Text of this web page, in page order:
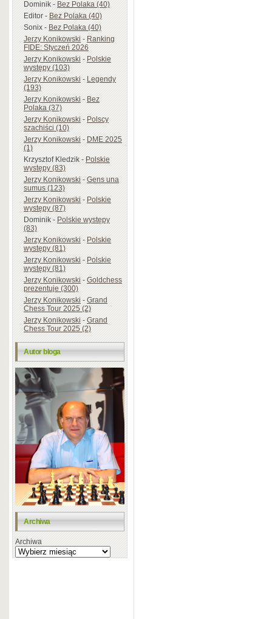
Dominik-Bez Polaka (40)
Editor-Bez Polaka (40)
Sonix-Bez Polaka (40)
Jerzy Konikowski-Ranking
FIDE: Styczeń 2026
Jerzy Konikowski-Polskie
występy (103)
Jerzy Konikowski-Legendy
(193)
Jerzy Konikowski-Bez
Polaka (37)
Jerzy Konikowski-Polscy
szachiści (10)
Jerzy Konikowski-DME 2025
(1)
Krzysztof Kledzik-Polskie
występy (83)
Jerzy Konikowski-Gens una
sumus (123)
Jerzy Konikowski-Polskie
występy (87)
Dominik-Polskie występy
(83)
Jerzy Konikowski-Polskie
występy (81)
Jerzy Konikowski-Polskie
występy (81)
Jerzy Konikowski-Goldchess
prezentuje (300)
Jerzy Konikowski-Grand
Chess Tour 2025 (2)
Jerzy Konikowski-Grand
Chess Tour 2025 (2)
Autor bloga
Archiwa
Archiwa